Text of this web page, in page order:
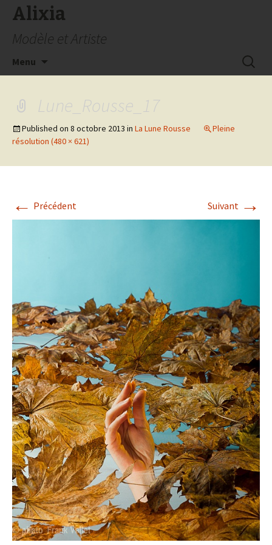
Alixia
Modèle et Artiste
Menu
Lune_Rousse_17
Published on 8 octobre 2013 in La Lune Rousse
Pleine
résolution (480 × 621)
← Précédent Suivant →